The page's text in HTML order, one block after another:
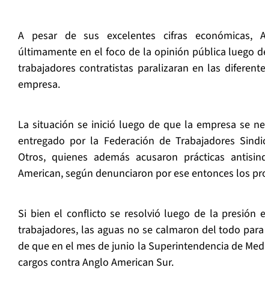
A pesar de sus excelentes cifras económicas,
últimamente en el foco de la opinión pública luego
trabajadores contratistas paralizaran en las
empresa.
La situación se inició luego de que la empresa se
entregado por la Federación de Trabajadores
Otros, quienes además acusaron prácticas
American, según denunciaron por ese entonces los
Si bien el conflicto se resolvió luego de la presión
trabajadores, las aguas no se calmaron del todo
de que en el mes de junio la Superintendencia de
cargos contra Anglo American Sur.